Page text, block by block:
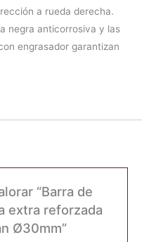
a rueda derecha.
negra anticorrosiva y las
engrasador garantizan
“Barra de
extra reforzada
Ø30mm”